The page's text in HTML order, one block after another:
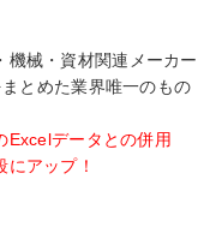
機械・資材関連メーカー
とめた業界唯一のもの
Excelデータとの併用
にアップ！